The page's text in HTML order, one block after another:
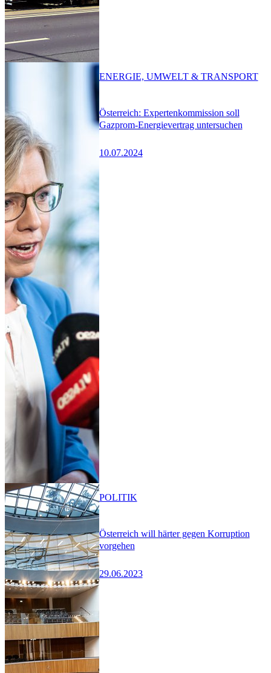
Österreich: Expertenkommission soll
Gazprom-Energievertrag untersuchen
10.07.2024
ENERGIE, UMWELT & TRANSPORT
Österreich will härter gegen Korruption
vorgehen
29.06.2023
POLITIK